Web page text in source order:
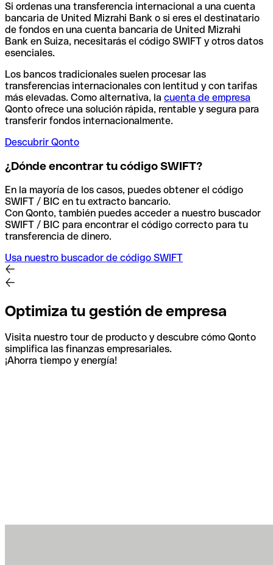
Si ordenas una transferencia internacional a una cuenta
bancaria de United Mizrahi Bank o si eres el destinatario
de fondos en una cuenta bancaria de United Mizrahi
Bank en Suiza, necesitarás el código SWIFT y otros datos
esenciales.
Los bancos tradicionales suelen procesar las
transferencias internacionales con lentitud y con tarifas
más elevadas. Como alternativa, la cuenta de empresa
Qonto ofrece una solución rápida, rentable y segura para
transferir fondos internacionalmente.
Descubrir Qonto
¿Dónde encontrar tu código SWIFT?
En la mayoría de los casos, puedes obtener el código
SWIFT / BIC en tu extracto bancario.
Con Qonto, también puedes acceder a nuestro buscador
SWIFT / BIC para encontrar el código correcto para tu
transferencia de dinero.
Usa nuestro buscador de código SWIFT
Optimiza tu gestión de empresa
Visita nuestro tour de producto y descubre cómo Qonto
simplifica las finanzas empresariales.
¡Ahorra tiempo y energía!